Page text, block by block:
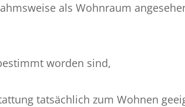
als Wohnraum
worden sind,
tatsächlich zum Wohnen